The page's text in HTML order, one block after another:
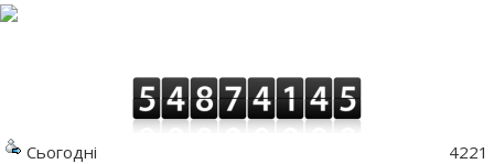
Сьогодні
4221